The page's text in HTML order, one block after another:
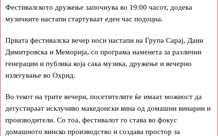
Фестивалското дружење започнува во 19:00 часот, додека
музичките настапи стартуваат еден час подоцна.
Првата фестивалска вечер носи настапи на Група Сарај, Дани
Димитровска и Меморија, со програма наменета за различни
генерации и публика која сака музика, дружење и вечерно
излегување во Охрид.
Во текот на трите вечери, посетителите ќе имаат можност да
дегустираат исклучиво македонски вина од домашни винарии и
производители. Со тоа, фестивалот го става во фокус
домашното винско производство и создава простор за